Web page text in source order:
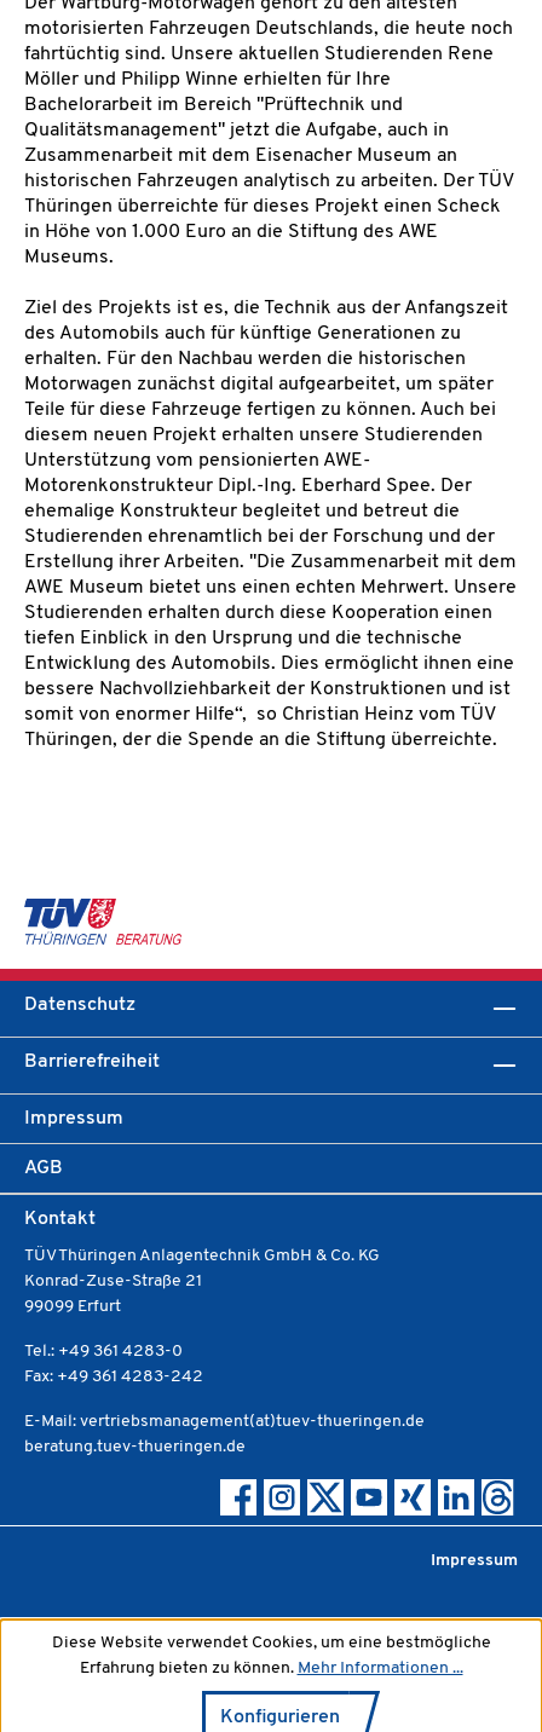
Der Wartburg-Motorwagen gehört zu den ältesten
motorisierten Fahrzeugen Deutschlands, die heute noch
fahrtüchtig sind. Unsere aktuellen Studierenden Rene
Möller und Philipp Winne erhielten für Ihre
Bachelorarbeit im Bereich "Prüftechnik und
Qualitätsmanagement" jetzt die Aufgabe, auch in
Zusammenarbeit mit dem Eisenacher Museum an
historischen Fahrzeugen analytisch zu arbeiten. Der TÜV
Thüringen überreichte für dieses Projekt einen Scheck
in Höhe von 1.000 Euro an die Stiftung des AWE
Museums.
Ziel des Projekts ist es, die Technik aus der Anfangszeit
des Automobils auch für künftige Generationen zu
erhalten. Für den Nachbau werden die historischen
Motorwagen zunächst digital aufgearbeitet, um später
Teile für diese Fahrzeuge fertigen zu können. Auch bei
diesem neuen Projekt erhalten unsere Studierenden
Unterstützung vom pensionierten AWE-
Motorenkonstrukteur Dipl.-Ing. Eberhard Spee. Der
ehemalige Konstrukteur begleitet und betreut die
Studierenden ehrenamtlich bei der Forschung und der
Erstellung ihrer Arbeiten. "Die Zusammenarbeit mit dem
AWE Museum bietet uns einen echten Mehrwert. Unsere
Studierenden erhalten durch diese Kooperation einen
tiefen Einblick in den Ursprung und die technische
Entwicklung des Automobils. Dies ermöglicht ihnen eine
bessere Nachvollziehbarkeit der Konstruktionen und ist
somit von enormer Hilfe“,
so Christian Heinz vom TÜV
Thüringen, der die Spende an die Stiftung überreichte.
Datenschutz
Barrierefreiheit
Impressum
AGB
Kontakt
TÜV Thüringen Anlagentechnik GmbH & Co. KG
Konrad-Zuse-Straße 21
99099 Erfurt
Tel.: +49 361 4283-0
Fax: +49 361 4283-242
E-Mail: vertriebsmanagement(at)tuev-thueringen.de
beratung.tuev-thueringen.de
Impressum
Diese Website verwendet Cookies, um eine bestmögliche
Erfahrung bieten zu können. Mehr Informationen ...
Konfigurieren